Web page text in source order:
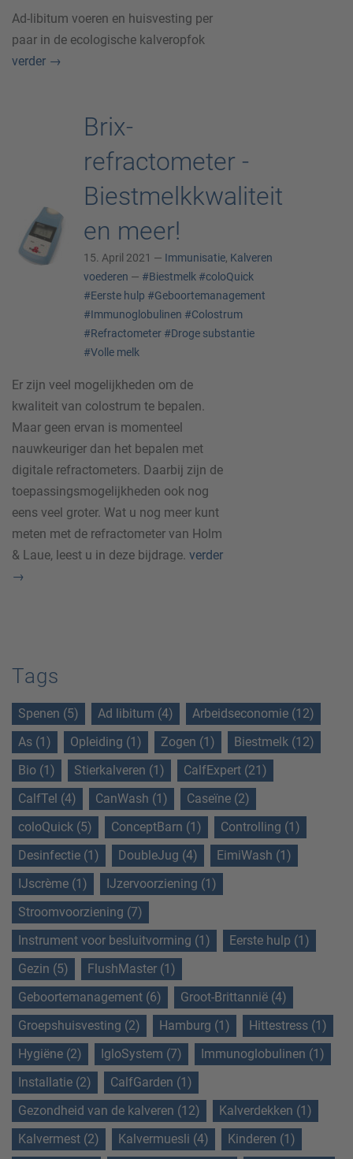
Ad-libitum voeren en huisvesting per
paar in de ecologische kalveropfok
verder →
Brix-
refractometer -
Biestmelkkwaliteit
en meer!
15. April 2021 — Immunisatie, Kalveren
voederen — #Biestmelk #coloQuick
#Eerste hulp #Geboortemanagement
#Immunoglobulinen #Colostrum
#Refractometer #Droge substantie
#Volle melk
Er zijn veel mogelijkheden om de
kwaliteit van colostrum te bepalen.
Maar geen ervan is momenteel
nauwkeuriger dan het bepalen met
digitale refractometers. Daarbij zijn de
toepassingsmogelijkheden ook nog
eens veel groter. Wat u nog meer kunt
meten met de refractometer van Holm
& Laue, leest u in deze bijdrage. verder
→
Tags
Spenen (5) Ad libitum (4)
Arbeidseconomie (12)
As (1)
Opleiding (1) Zogen (1)
Biestmelk (12)
Bio (1)
Stierkalveren (1)
CalfExpert (21)
CalfTel (4)
CanWash (1)
Caseïne (2)
coloQuick (5)
ConceptBarn (1)
Controlling (1)
Desinfectie (1)
DoubleJug (4)
EimiWash (1)
IJscrème (1)
IJzervoorziening (1)
Stroomvoorziening (7)
Instrument voor besluitvorming (1)
Eerste hulp (1)
Gezin (5)
FlushMaster (1)
Geboortemanagement (6)
Groot-Brittannië (4)
Groepshuisvesting (2)
Hamburg (1)
Hittestress (1)
Hygiëne (2)
IgloSystem (7)
Immunoglobulinen (1)
Installatie (2)
CalfGarden (1)
Gezondheid van de kalveren (12)
Kalverdekken (1)
Kalvermest (2)
Kalvermuesli (4) Kinderen (1)